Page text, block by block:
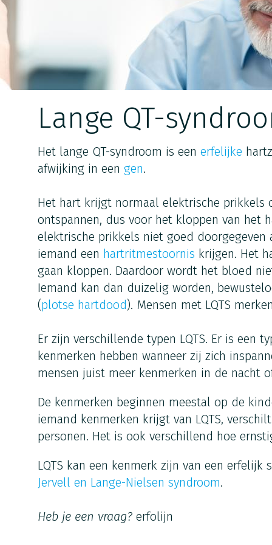
Lange QT-
Het lange QT-syndroom is een erfelijke
afwijking in een gen.
Het hart krijgt normaal elektrische prikkels
ontspannen, dus voor het kloppen van het
elektrische prikkels niet goed doorgegeven
iemand een hartritmestoornis krijgen. Het
gaan kloppen. Daardoor wordt het bloed
Iemand kan dan duizelig worden,
(plotse hartdood). Mensen met LQTS
Er zijn verschillende typen LQTS. Er is een
kenmerken hebben wanneer zij zich
mensen juist meer kenmerken in de nacht
De kenmerken beginnen meestal op de
iemand kenmerken krijgt van LQTS,
personen. Het is ook verschillend hoe
LQTS kan een kenmerk zijn van een erfelijk
Jervell en Lange-Nielsen syndroom.
Heb je een vraag? erfolijn